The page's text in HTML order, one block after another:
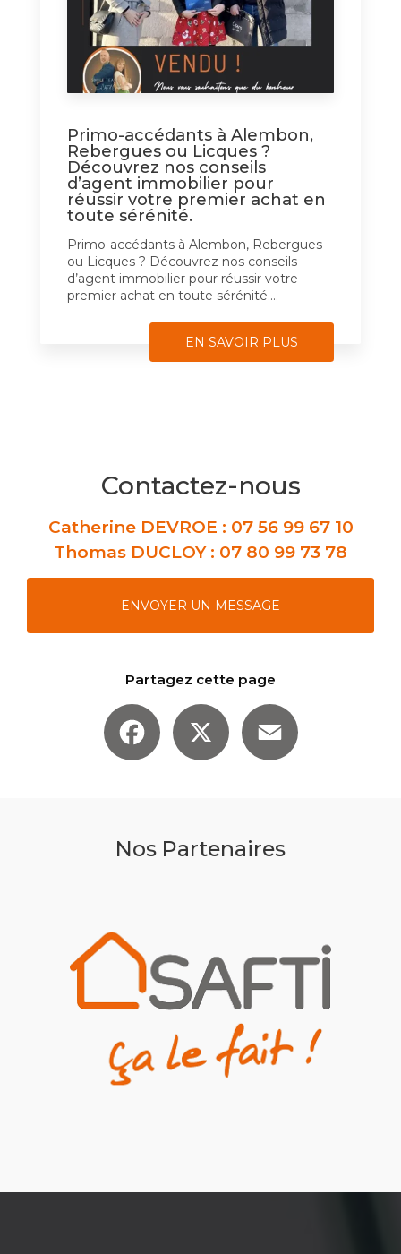
Primo-accédants à Alembon,
Rebergues ou Licques ?
Découvrez nos conseils
d’agent immobilier pour
réussir votre premier achat en
toute sérénité.
Primo-accédants à Alembon, Rebergues
ou Licques ? Découvrez nos conseils
d’agent immobilier pour réussir votre
premier achat en toute sérénité....
EN SAVOIR PLUS
Contactez-nous
Catherine DEVROE : 07 56 99 67 10
Thomas DUCLOY : 07 80 99 73 78
ENVOYER UN MESSAGE
Partagez cette page
Facebook
Nos Partenaires